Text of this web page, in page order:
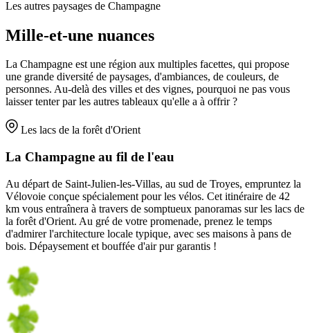
Les autres paysages de Champagne
Mille-et-une nuances
La Champagne est une région aux multiples facettes, qui propose
une grande diversité de paysages, d'ambiances, de couleurs, de
personnes. Au-delà des villes et des vignes, pourquoi ne pas vous
laisser tenter par les autres tableaux qu'elle a à offrir ?
Les lacs de la forêt d'Orient
La Champagne au fil de l'eau
Au départ de Saint-Julien-les-Villas, au sud de Troyes, empruntez la
Vélovoie conçue spécialement pour les vélos. Cet itinéraire de 42
km vous entraînera à travers de somptueux panoramas sur les lacs de
la forêt d'Orient. Au gré de votre promenade, prenez le temps
d'admirer l'architecture locale typique, avec ses maisons à pans de
bois. Dépaysement et bouffée d'air pur garantis !